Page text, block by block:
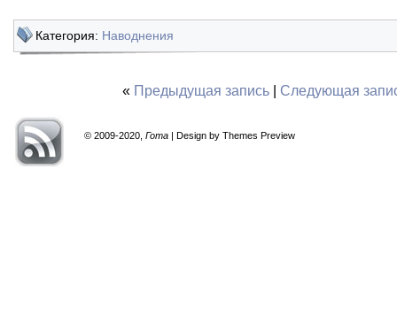
Категория: Наводнения
« Предыдущая запись| Следующая
© 2009-2020, Гота | Design by Themes Preview